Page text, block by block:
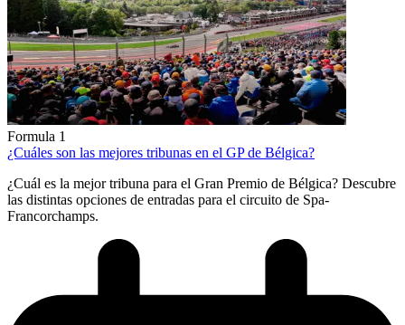
Formula 1
¿Cuáles son las mejores tribunas en el GP de Bélgica?
¿Cuál es la mejor tribuna para el Gran Premio de Bélgica? Descubre
las distintas opciones de entradas para el circuito de Spa-
Francorchamps.